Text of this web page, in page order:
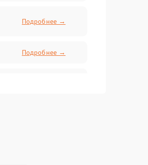
Подробнее →
Подробнее →